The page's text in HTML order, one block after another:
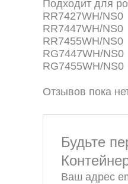
Подходит для
RR7427WH/NS0
RR7447WH/NS0
RR7455WH/NS0
RG7447WH/NS0
RG7455WH/NS0
Отзывов пока
Будьте
Ваш адрес